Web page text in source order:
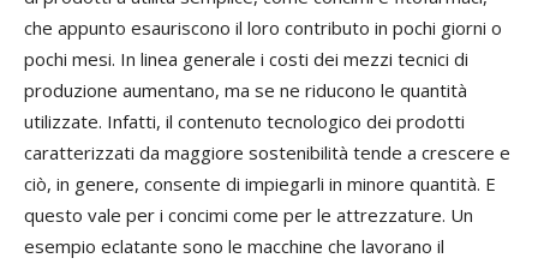
che appunto esauriscono il loro contributo in pochi giorni o
pochi mesi. In linea generale i costi dei mezzi tecnici di
produzione aumentano, ma se ne riducono le quantità
utilizzate. Infatti, il contenuto tecnologico dei prodotti
caratterizzati da maggiore sostenibilità tende a crescere e
ciò, in genere, consente di impiegarli in minore quantità. E
questo vale per i concimi come per le attrezzature. Un
esempio eclatante sono le macchine che lavorano il